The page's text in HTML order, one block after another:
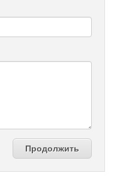
Продолжить